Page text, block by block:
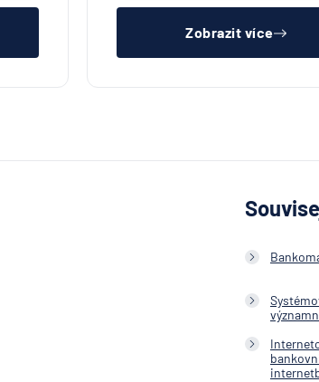
Zobrazit více